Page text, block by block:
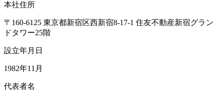
本社住所
〒160-6125 東京都新宿区西新宿8-17-1 住友不動産新宿グラン
ドタワー25階
設立年月日
1982年11月
代表者名